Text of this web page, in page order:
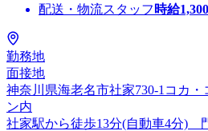
配送・物流スタッフ 時給1,300
勤務地
面接地
神奈川県海老名市社家730-1コカ
ン内
社家駅から徒歩13分(自動車4分)